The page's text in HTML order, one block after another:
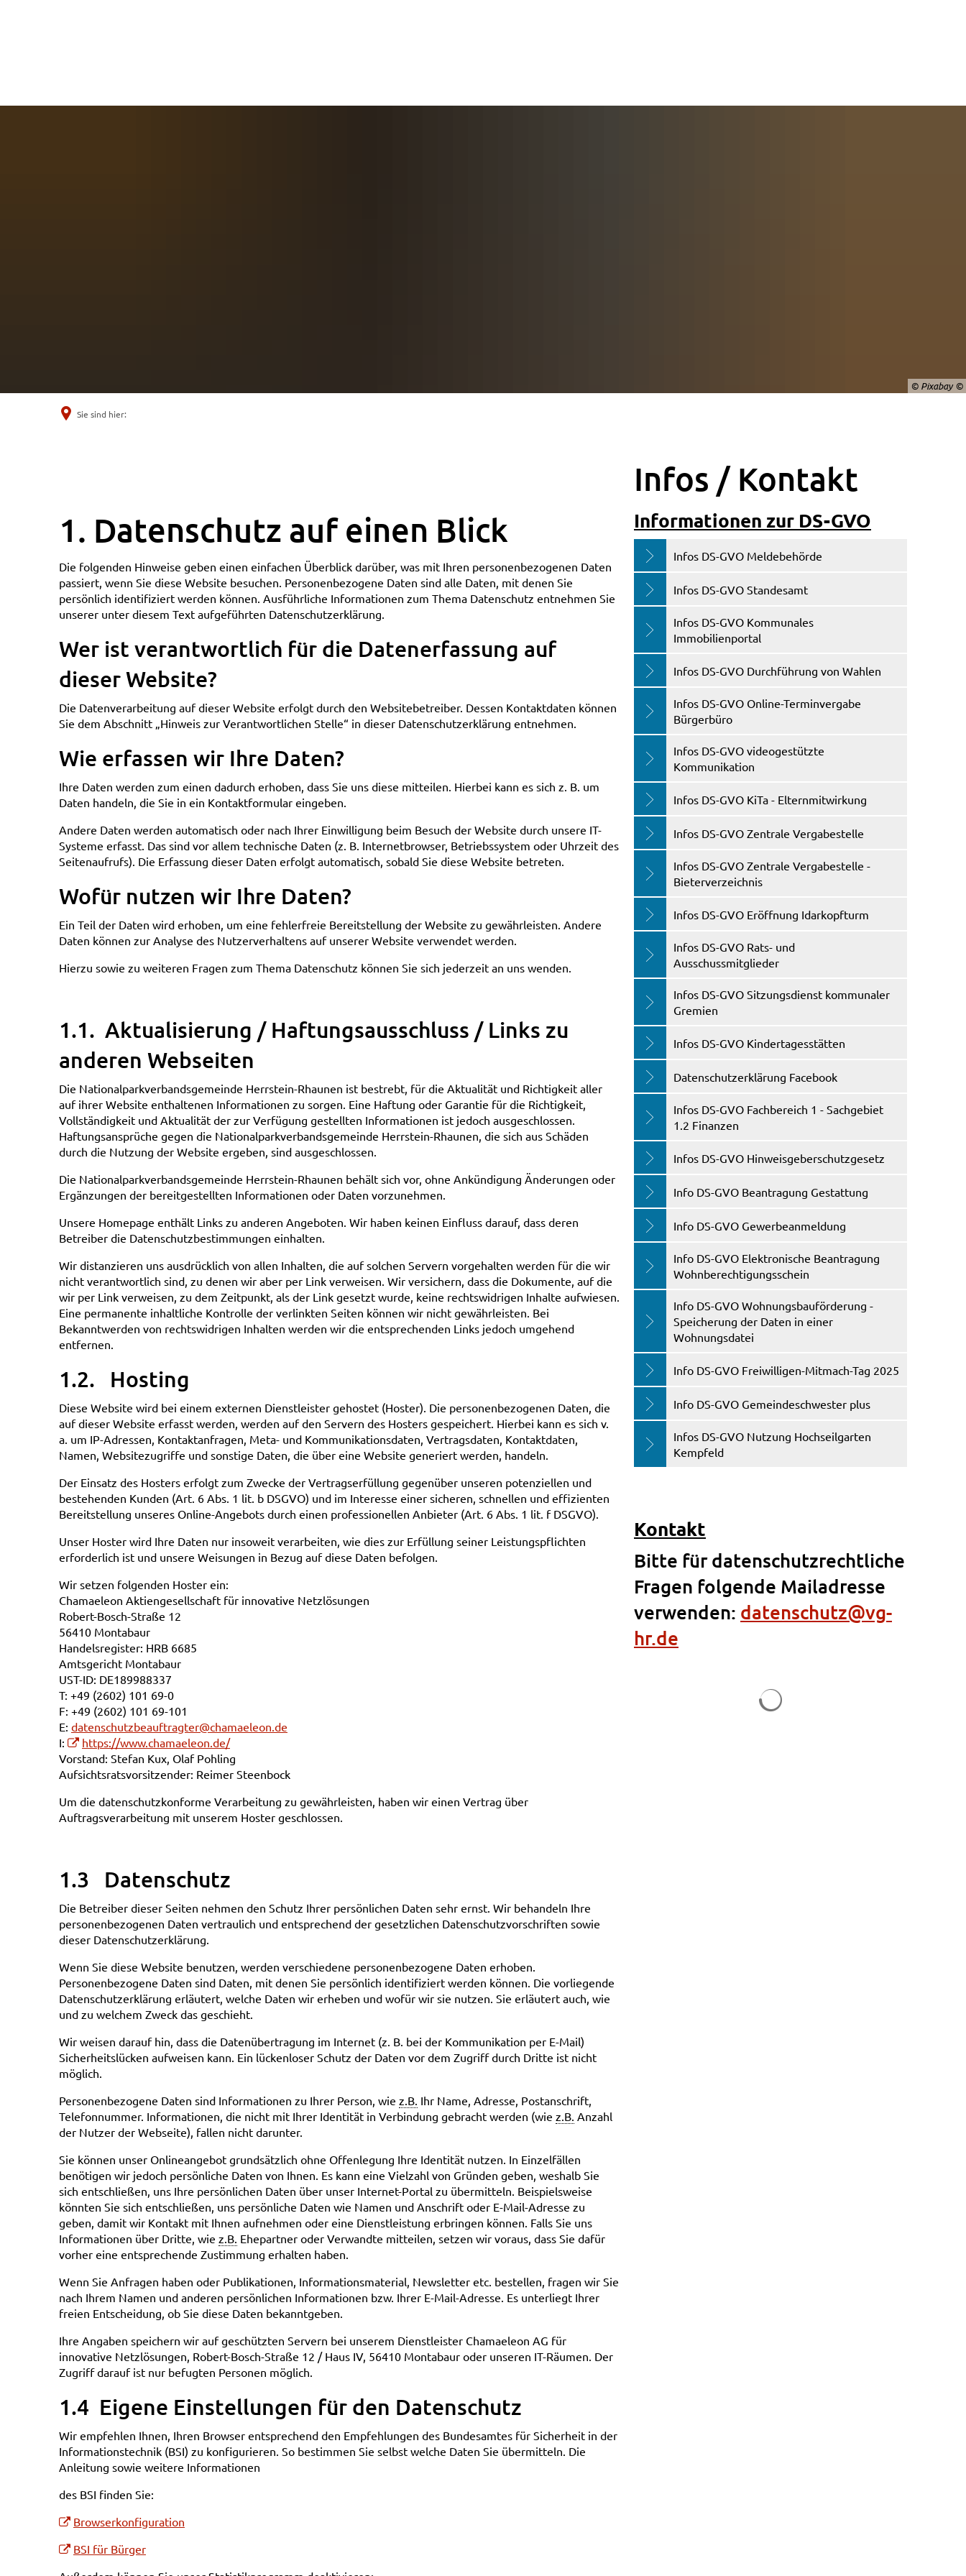
© Pixabay
Sie sind hier:
1. Datenschutz auf einen Blick
Die folgenden Hinweise geben einen einfachen Überblick darüber, was mit Ihren personenbezogenen Daten
passiert, wenn Sie diese Website besuchen. Personenbezogene Daten sind alle Daten, mit denen Sie
persönlich identifiziert werden können. Ausführliche Informationen zum Thema Datenschutz entnehmen Sie
unserer unter diesem Text aufgeführten Datenschutzerklärung.
Wer ist verantwortlich für die Datenerfassung auf
dieser Website?
Die Datenverarbeitung auf dieser Website erfolgt durch den Websitebetreiber. Dessen Kontaktdaten können
Sie dem Abschnitt „Hinweis zur Verantwortlichen Stelle“ in dieser Datenschutzerklärung entnehmen.
Wie erfassen wir Ihre Daten?
Ihre Daten werden zum einen dadurch erhoben, dass Sie uns diese mitteilen. Hierbei kann es sich z. B. um
Daten handeln, die Sie in ein Kontaktformular eingeben.
Andere Daten werden automatisch oder nach Ihrer Einwilligung beim Besuch der Website durch unsere IT-
Systeme erfasst. Das sind vor allem technische Daten (z. B. Internetbrowser, Betriebssystem oder Uhrzeit des
Seitenaufrufs). Die Erfassung dieser Daten erfolgt automatisch, sobald Sie diese Website betreten.
Wofür nutzen wir Ihre Daten?
Ein Teil der Daten wird erhoben, um eine fehlerfreie Bereitstellung der Website zu gewährleisten. Andere
Daten können zur Analyse des Nutzerverhaltens auf unserer Website verwendet werden.
Hierzu sowie zu weiteren Fragen zum Thema Datenschutz können Sie sich jederzeit an uns wenden.
1.1. Aktualisierung / Haftungsausschluss / Links zu
anderen Webseiten
Die Nationalparkverbandsgemeinde Herrstein-Rhaunen ist bestrebt, für die Aktualität und Richtigkeit aller
auf ihrer Website enthaltenen Informationen zu sorgen. Eine Haftung oder Garantie für die Richtigkeit,
Vollständigkeit und Aktualität der zur Verfügung gestellten Informationen ist jedoch ausgeschlossen.
Haftungsansprüche gegen die Nationalparkverbandsgemeinde Herrstein-Rhaunen, die sich aus Schäden
durch die Nutzung der Website ergeben, sind ausgeschlossen.
Die Nationalparkverbandsgemeinde Herrstein-Rhaunen behält sich vor, ohne Ankündigung Änderungen oder
Ergänzungen der bereitgestellten Informationen oder Daten vorzunehmen.
Unsere Homepage enthält Links zu anderen Angeboten. Wir haben keinen Einfluss darauf, dass deren
Betreiber die Datenschutzbestimmungen einhalten.
Wir distanzieren uns ausdrücklich von allen Inhalten, die auf solchen Servern vorgehalten werden für die wir
nicht verantwortlich sind, zu denen wir aber per Link verweisen. Wir versichern, dass die Dokumente, auf die
wir per Link verweisen, zu dem Zeitpunkt, als der Link gesetzt wurde, keine rechtswidrigen Inhalte aufwiesen.
Eine permanente inhaltliche Kontrolle der verlinkten Seiten können wir nicht gewährleisten. Bei
Bekanntwerden von rechtswidrigen Inhalten werden wir die entsprechenden Links jedoch umgehend
entfernen.
1.2. Hosting
Diese Website wird bei einem externen Dienstleister gehostet (Hoster). Die personenbezogenen Daten, die
auf dieser Website erfasst werden, werden auf den Servern des Hosters gespeichert. Hierbei kann es sich v.
a. um IP-Adressen, Kontaktanfragen, Meta- und Kommunikationsdaten, Vertragsdaten, Kontaktdaten,
Namen, Websitezugriffe und sonstige Daten, die über eine Website generiert werden, handeln.
Der Einsatz des Hosters erfolgt zum Zwecke der Vertragserfüllung gegenüber unseren potenziellen und
bestehenden Kunden (Art. 6 Abs. 1 lit. b DSGVO) und im Interesse einer sicheren, schnellen und effizienten
Bereitstellung unseres Online-Angebots durch einen professionellen Anbieter (Art. 6 Abs. 1 lit. f DSGVO).
Unser Hoster wird Ihre Daten nur insoweit verarbeiten, wie dies zur Erfüllung seiner Leistungspflichten
erforderlich ist und unsere Weisungen in Bezug auf diese Daten befolgen.
Wir setzen folgenden Hoster ein:
Chamaeleon Aktiengesellschaft für innovative Netzlösungen
Robert-Bosch-Straße 12
56410 Montabaur
Handelsregister: HRB 6685
Amtsgericht Montabaur
UST-ID: DE189988337
T: +49 (2602) 101 69-0
F: +49 (2602) 101 69-101
E: datenschutzbeauftragter@chamaeleon.de
I:
https://www.chamaeleon.de/
Vorstand: Stefan Kux, Olaf Pohling
Aufsichtsratsvorsitzender: Reimer Steenbock
Um die datenschutzkonforme Verarbeitung zu gewährleisten, haben wir einen Vertrag über
Auftragsverarbeitung mit unserem Hoster geschlossen.
1.3 Datenschutz
Die Betreiber dieser Seiten nehmen den Schutz Ihrer persönlichen Daten sehr ernst. Wir behandeln Ihre
personenbezogenen Daten vertraulich und entsprechend der gesetzlichen Datenschutzvorschriften sowie
dieser Datenschutzerklärung.
Wenn Sie diese Website benutzen, werden verschiedene personenbezogene Daten erhoben.
Personenbezogene Daten sind Daten, mit denen Sie persönlich identifiziert werden können. Die vorliegende
Datenschutzerklärung erläutert, welche Daten wir erheben und wofür wir sie nutzen. Sie erläutert auch, wie
und zu welchem Zweck das geschieht.
Wir weisen darauf hin, dass die Datenübertragung im Internet (z. B. bei der Kommunikation per E-Mail)
Sicherheitslücken aufweisen kann. Ein lückenloser Schutz der Daten vor dem Zugriff durch Dritte ist nicht
möglich.
Personenbezogene Daten sind Informationen zu Ihrer Person, wie z.B. Ihr Name, Adresse, Postanschrift,
Telefonnummer. Informationen, die nicht mit Ihrer Identität in Verbindung gebracht werden (wie z.B. Anzahl
der Nutzer der Webseite), fallen nicht darunter.
Sie können unser Onlineangebot grundsätzlich ohne Offenlegung Ihre Identität nutzen. In Einzelfällen
benötigen wir jedoch persönliche Daten von Ihnen. Es kann eine Vielzahl von Gründen geben, weshalb Sie
sich entschließen, uns Ihre persönlichen Daten über unser Internet-Portal zu übermitteln. Beispielsweise
könnten Sie sich entschließen, uns persönliche Daten wie Namen und Anschrift oder E-Mail-Adresse zu
geben, damit wir Kontakt mit Ihnen aufnehmen oder eine Dienstleistung erbringen können. Falls Sie uns
Informationen über Dritte, wie z.B. Ehepartner oder Verwandte mitteilen, setzen wir voraus, dass Sie dafür
vorher eine entsprechende Zustimmung erhalten haben.
Wenn Sie Anfragen haben oder Publikationen, Informationsmaterial, Newsletter etc. bestellen, fragen wir Sie
nach Ihrem Namen und anderen persönlichen Informationen bzw. Ihrer E-Mail-Adresse. Es unterliegt Ihrer
freien Entscheidung, ob Sie diese Daten bekanntgeben.
Ihre Angaben speichern wir auf geschützten Servern bei unserem Dienstleister Chamaeleon AG für
innovative Netzlösungen, Robert-Bosch-Straße 12 / Haus IV, 56410 Montabaur oder unseren IT-Räumen. Der
Zugriff darauf ist nur befugten Personen möglich.
1.4 Eigene Einstellungen für den Datenschutz
Wir empfehlen Ihnen, Ihren Browser entsprechend den Empfehlungen des Bundesamtes für Sicherheit in der
Informationstechnik (BSI) zu konfigurieren. So bestimmen Sie selbst welche Daten Sie übermitteln. Die
Anleitung sowie weitere Informationen
des BSI finden Sie:
Browserkonfiguration
BSI für Bürger
Infos / Kontakt
Informationen zur DS-GVO
Infos DS-GVO Meldebehörde
Infos DS-GVO Standesamt
Infos DS-GVO Kommunales
Immobilienportal
Infos DS-GVO Durchführung von Wahlen
Infos DS-GVO Online-Terminvergabe
Bürgerbüro
Infos DS-GVO videogestützte
Kommunikation
Infos DS-GVO KiTa - Elternmitwirkung
Infos DS-GVO Zentrale Vergabestelle
Infos DS-GVO Zentrale Vergabestelle -
Bieterverzeichnis
Infos DS-GVO Eröffnung Idarkopfturm
Infos DS-GVO Rats- und
Ausschussmitglieder
Infos DS-GVO Sitzungsdienst kommunaler
Gremien
Infos DS-GVO Kindertagesstätten
Datenschutzerklärung Facebook
Infos DS-GVO Fachbereich 1 - Sachgebiet
1.2 Finanzen
Infos DS-GVO Hinweisgeberschutzgesetz
Info DS-GVO Beantragung Gestattung
Info DS-GVO Gewerbeanmeldung
Info DS-GVO Elektronische Beantragung
Wohnberechtigungsschein
Info DS-GVO Wohnungsbauförderung -
Speicherung der Daten in einer
Wohnungsdatei
Info DS-GVO Freiwilligen-Mitmach-Tag 2025
Info DS-GVO Gemeindeschwester plus
Infos DS-GVO Nutzung Hochseilgarten
Kempfeld
Kontakt
Bitte für datenschutzrechtliche
Fragen folgende Mailadresse
verwenden: datenschutz@vg-
hr.de